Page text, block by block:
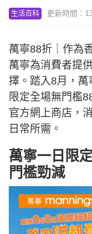
生活百科 更新時間：
萬寧88折｜作為
萬寧為消費者提
擇。踏入8月，萬
限定全場無門檻
官方網上商店，
日常所需。
萬寧一日限
門檻勁減